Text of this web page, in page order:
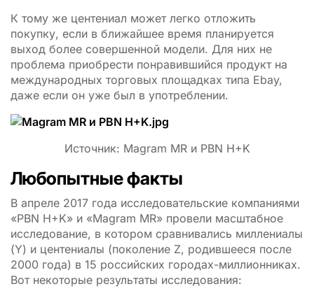
К тому же центениал может легко отложить
покупку, если в ближайшее время планируется
выход более совершенной модели. Для них не
проблема приобрести понравившийся продукт на
международных торговых площадках типа Ebay,
даже если он уже был в употреблении.
Источник: Magram MR и PBN H+K
Любопытные факты
В апреле 2017 года исследовательские компаниями
«PBN H+K» и «Magram MR» провели масштабное
исследование, в котором сравнивались миллениалы
(Y) и центениалы (поколение Z, родившееся после
2000 года) в 15 российских городах-миллионниках.
Вот некоторые результаты исследования: